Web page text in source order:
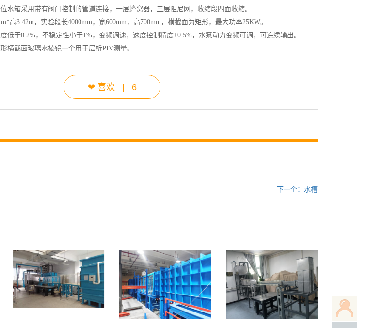
水箱采用带有阀门控制的管道连接，一层蜂窝器，三层阻尼网，收缩段四面收缩。
高3.42m，实验段长4000mm，宽600mm，高700mm，横截面为矩形，最大功率25KW。
低于0.2%，不稳定性小于1%，变频调速，速度控制精度±0.5%，水泵动力变频可调，可连续输出。
横截面玻璃水棱镜一个用于层析PIV测量。
❤ 喜欢 | 6
下一个：水槽